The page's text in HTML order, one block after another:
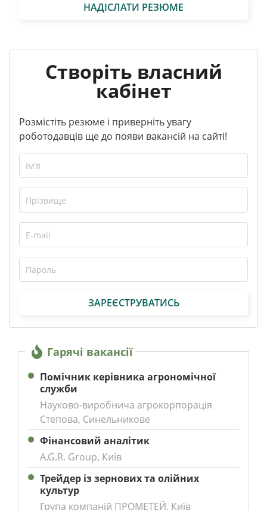
НАДІСЛАТИ РЕЗЮМЕ
Створіть власний
кабінет
Розмістіть резюме і приверніть увагу
роботодавців ще до появи вакансій на сайті!
ЗАРЕЄСТРУВАТИСЬ
Гарячі вакансії
Помічник керівника агрономічної
служби
Науково-виробнича агрокорпорація
Степова, Синельникове
Фінансовий аналітик
A.G.R. Group, Київ
Трейдер із зернових та олійних
культур
Група компаній ПРОМЕТЕЙ, Київ